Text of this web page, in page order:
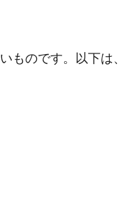
ものです。以下は、